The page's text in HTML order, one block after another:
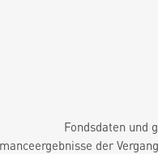
Fondsdaten und
der